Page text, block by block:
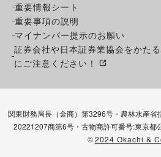
重要情報シート
重要事項の説明
マイナンバー提示のお願い
証券会社や日本証券業協会をかた
にご注意ください！
関東財務局長（金商）第3296号・農林水産
20221207商第6号・古物商許可番号:東京
©2024 Okachi &